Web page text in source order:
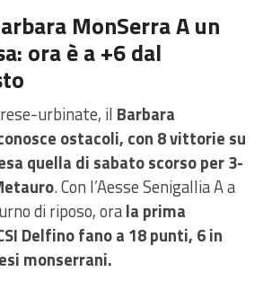
MonSerra A un
ora è a +6 dal
urbinate, il Barbara
ostacoli, con 8 vittorie su
quella di sabato scorso per 3-
. Con l’Aesse Senigallia A a
di riposo, orala prima
Delfino fano a 18 punti, 6 in
monserrani.